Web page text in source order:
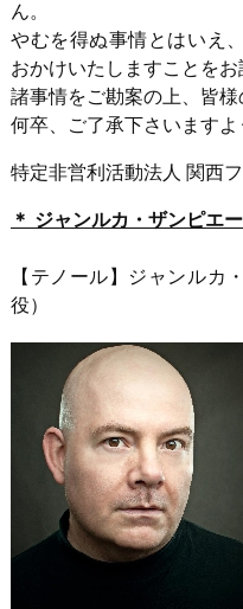
ん。
やむを得ぬ事情とはいえ
おかけいたしますことをお
諸事情をご勘案の上、皆様
何卒、ご了承下さいますよ
特定非営利活動法人 関西
＊ ジャンルカ・ザンピエ
【テノール】ジャンルカ
役）